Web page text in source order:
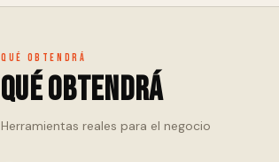
Qué obtendrá
Qué obtendrá
Herramientas reales para el negocio